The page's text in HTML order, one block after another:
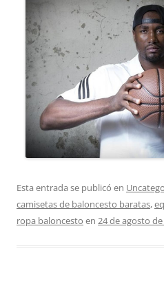
Esta entrada se publicó en
camisetas de baloncesto baratas,
ropa baloncesto en 24 de agosto